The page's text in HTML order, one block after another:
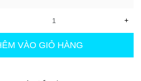
+
VÀO GIỎ HÀNG